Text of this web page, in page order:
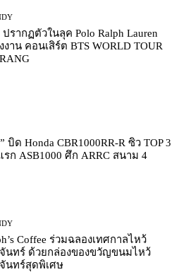
ปรากฏตัวในลุค Polo Ralph Lauren
งาน คอนเสิร์ต BTS WORLD TOUR
บิด Honda CBR1000RR-R ซิว TOP 3
รก ASB1000 ศึก ARRC สนาม 4
Coffee ร่วมฉลองเทศกาลไหว้
นทร์ ด้วยกล่องของขวัญขนมไหว้
นทร์สุดพิเศษ